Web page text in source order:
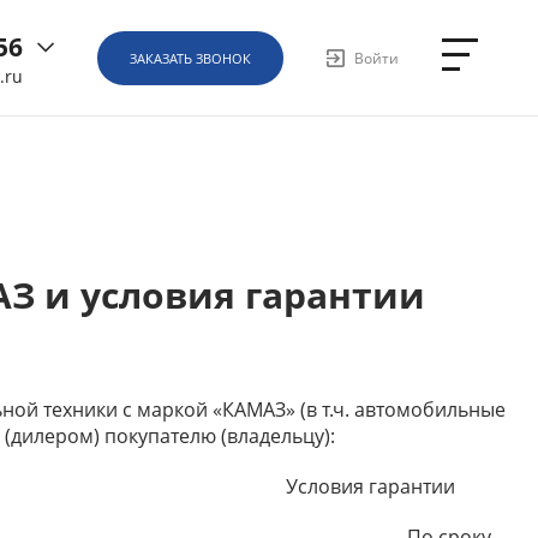
ЗАКАЗАТЬ ЗВОНОК Войти
и условия гарантии
техники с маркой «КАМАЗ» (в т.ч. автомобильные
покупателю (владельцу):
Условия гарантии